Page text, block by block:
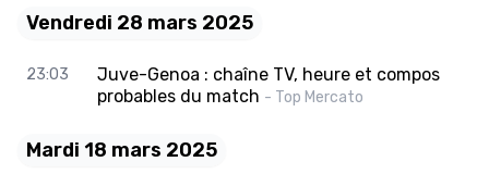
Vendredi 28 mars 2025
23:03
Juve-Genoa : chaîne TV, heure et compos
probables du match - Top Mercato
Mardi 18 mars 2025